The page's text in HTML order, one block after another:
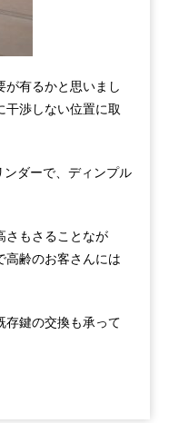
が有るかと思いまし
干渉しない位置に取
ダーで、ディンプル
さもさることなが
高齢のお客さんには
存鍵の交換も承って